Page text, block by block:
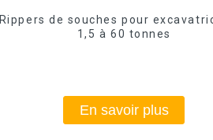
Rippers de souches pour
1,5 à 60 tonnes
En savoir plus